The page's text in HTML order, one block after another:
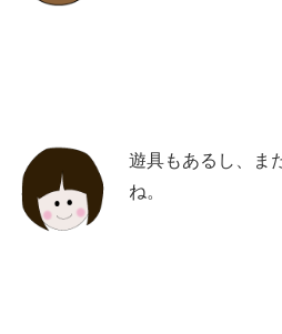
遊具もあるし、ま
ね。